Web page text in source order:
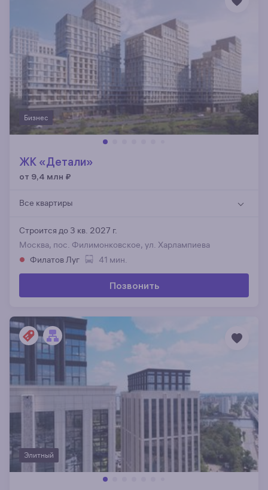
Бизнес
ЖК «Детали»
от 9,4 млн ₽
Все квартиры
Строится до 3 кв. 2027 г.
Москва, пос. Филимонковское, ул. Харлампиева
Филатов Луг
41 мин.
Позвонить
Элитный